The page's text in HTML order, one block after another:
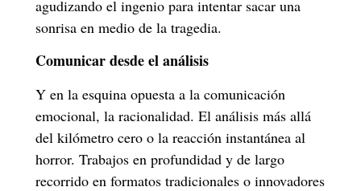
agudizando el ingenio para intentar sacar una
sonrisa en medio de la tragedia.
Comunicar desde el análisis
Y en la esquina opuesta a la comunicación
emocional, la racionalidad. El análisis más allá
del kilómetro cero o la reacción instantánea al
horror. Trabajos en profundidad y de largo
recorrido en formatos tradicionales o innovadores